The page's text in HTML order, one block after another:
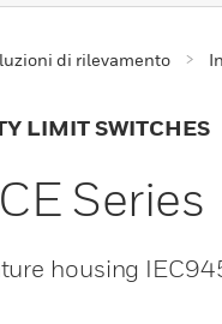
di rilevamento
LIMIT SWITCHES
Series
housing